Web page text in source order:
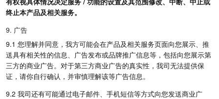
终止本产品及相关服务。
9. 广告
9.1 您理解并同意，我方可能会在产品及相关服务页面向您展示、推
送具有相关性的信息、广告发布或品牌推广信息等，包括向您展示第
三方的商业广告。对于第三方商业广告的真实性，我司无法提供保
证，请你自行确认，并审慎理解该等广告信息。
9.2 我司还有可能通过电子邮件、手机短信等方式向您发送商业广